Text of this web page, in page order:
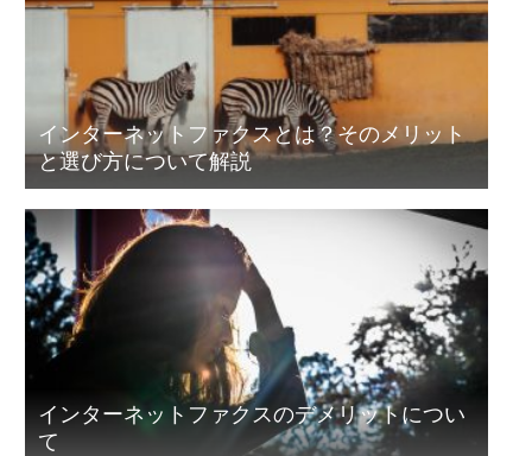
インターネットファクスとは？そのメリット
と選び方について解説
インターネットファクスのデメリットについ
て